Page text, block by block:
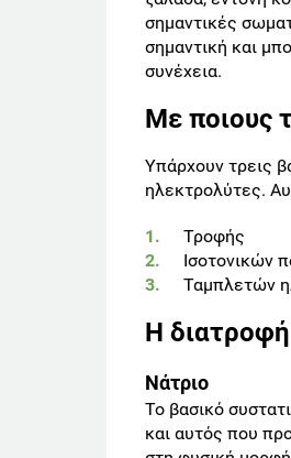
σημαντικές
σημαντική και
συνέχεια.
Με ποιους
Υπάρχουν τρεις
ηλεκτρολύτες.
Τροφής
Ισοτονικών
Ταμπλετών
Η
Νάτριο
Το βασικό
και αυτός που